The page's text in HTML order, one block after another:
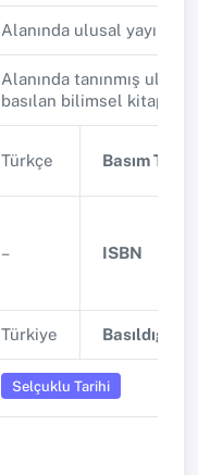
Alanında ulusal
Alanında tanınmış
basılan bilimsel kitap
Türkçe Basım Tarihi
– ISBN
Türkiye Basıldığı
Selçuklu Tarihi